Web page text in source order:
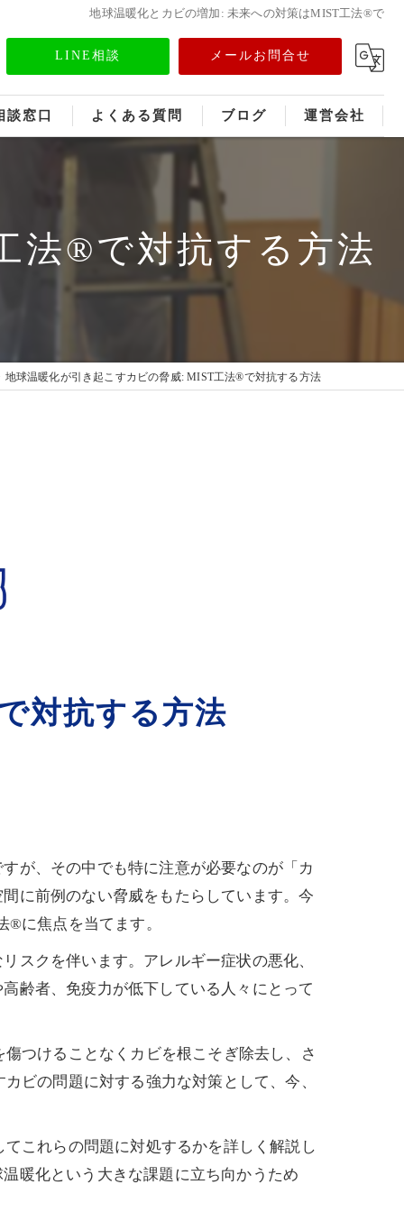
地球温暖化とカビの増加: 未来への対策はMIST工法®で
LINE相談 メールお問合せ
談窓口 よくある質問 ブログ 運営会社
メディア情報
法®で対抗する方法
地球温暖化が引き起こすカビの脅威: MIST工法®で対抗する方法
対抗する方法
が、その中でも特に注意が必要なのが「カ
に前例のない脅威をもたらしています。今
に焦点を当てます。
スクを伴います。アレルギー症状の悪化、
齢者、免疫力が低下している人々にとって
つけることなくカビを根こそぎ除去し、さ
ビの問題に対する強力な対策として、今、
これらの問題に対処するかを詳しく解説し
暖化という大きな課題に立ち向かうため